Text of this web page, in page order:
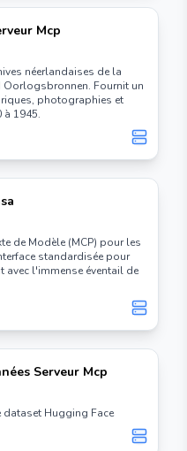
Mcp
néerlandaises de la
Oorlogsbronnen. Fournit un
photographies et
à 1945.
de Modèle (MCP) pour les
standardisée pour
l'immense éventail de
Serveur Mcp
dataset Hugging Face